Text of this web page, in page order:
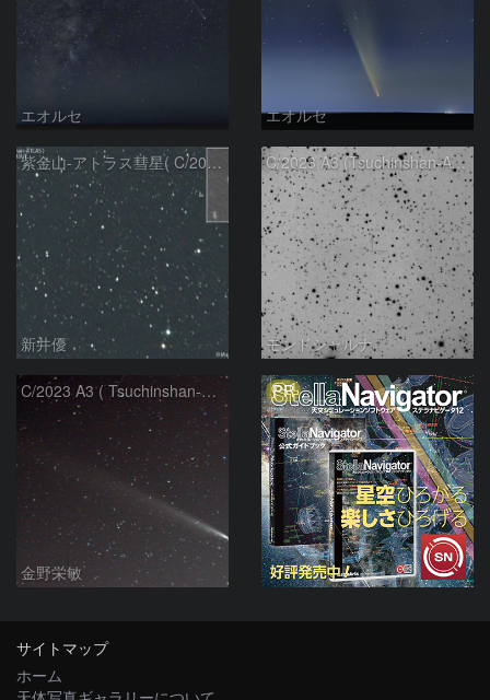
エオルセ エオルセ
紫金山-アトラス彗星( C/2023A3 )：2025/09/16
新井優
C/2023 A3 (Tsuchinshan-ATLAS)
モンドシャルナ
C/2023 A3 ( Tsuchinshan-ATLAS )
金野栄敏
PR
サイトマップ
ホーム